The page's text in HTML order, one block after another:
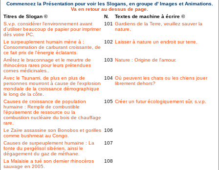
Commencez la Présentation pour voir les Slogans, en groupe d' Images et Animations.
Va en retour au dessus de page.
Titres de Slogan ©
N.
Textes de machine à écrire ©
S.v.p. considérer l'environnement avant
d'utiliser beaucoup de papier pour imprimer
dès votre PC.
101 Gardiens de la Terre, veuillez sauver la
nature.
Le surpeuplement humain mène à :
Consommation de carburant croissante, de
ce fait prix de l'énergie éclatants.
102 Laisser à nature un endroit sur terre.
Arrêtez le braconnage et le meurtre de
rhinocéros rares pour leurs prétendues
cornes médicinales..
103 Nature : Origine de l'amour.
Avec le Tsunami, de plus en plus de
personnes mourront à cause de l'explosion
mondiale de la croissance démographique
le long de la côte.
104 Où peuvent les chats ou les chiens jouer
librement dehors?
Causes de croissance de population
humaine : Remplir de combustible
l'épuisement de ressource ou la
combustion nucléaire du bois de chauffage
rare.
105 Créer un futur écologiquement sûr, s.v.p.
Le Zaïre assassine son Bonobos et gorilles
comme bushmeat au Congo.
106
Causes de surpeuplement humaine : La
fonte du pergélisol sibérien, ainsi le
dégagement du gaz de méthane.
107
La Malaisie a tué son dernier rhinocéros
sauvage en 2005.
108